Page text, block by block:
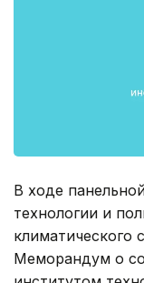
В ходе
технологии и
климатического
Меморандум о